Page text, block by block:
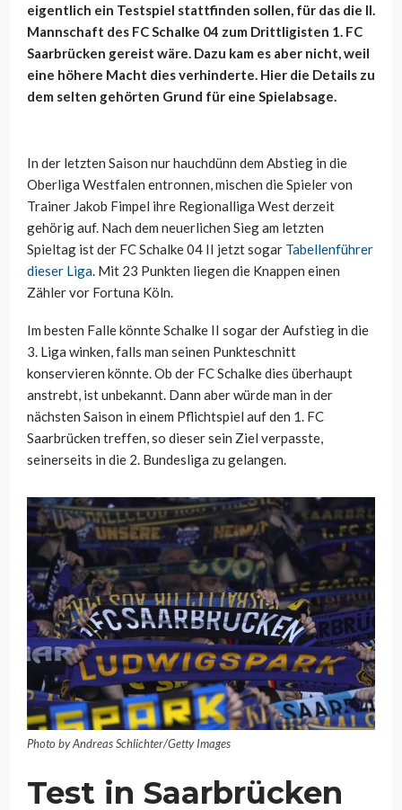
eigentlich ein Testspiel stattfinden sollen, für das die II.
Mannschaft des FC Schalke 04 zum Drittligisten 1. FC
Saarbrücken gereist wäre. Dazu kam es aber nicht, weil
eine höhere Macht dies verhinderte. Hier die Details zu
dem selten gehörten Grund für eine Spielabsage.
In der letzten Saison nur hauchdünn dem Abstieg in die
Oberliga Westfalen entronnen, mischen die Spieler von
Trainer Jakob Fimpel ihre Regionalliga West derzeit
gehörig auf. Nach dem neuerlichen Sieg am letzten
Spieltag ist der FC Schalke 04 II jetzt sogar Tabellenführer
dieser Liga. Mit 23 Punkten liegen die Knappen einen
Zähler vor Fortuna Köln.
Im besten Falle könnte Schalke II sogar der Aufstieg in die
3. Liga winken, falls man seinen Punkteschnitt
konservieren könnte. Ob der FC Schalke dies überhaupt
anstrebt, ist unbekannt. Dann aber würde man in der
nächsten Saison in einem Pflichtspiel auf den 1. FC
Saarbrücken treffen, so dieser sein Ziel verpasste,
seinerseits in die 2. Bundesliga zu gelangen.
Photo by Andreas Schlichter/Getty Images
Test in Saarbrücken